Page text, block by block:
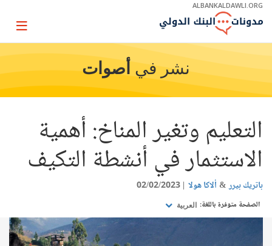
Skip
Main
ALBANKALDAWLI.ORG
Page
نشر في أصوات
التعليم وتغير المناخ: أهمية
الاستثمار في أنشطة التكيف
باتريك بيرر ألاكا هولا 02/02/2023
الصفحة متوفرة باللغة: العربية